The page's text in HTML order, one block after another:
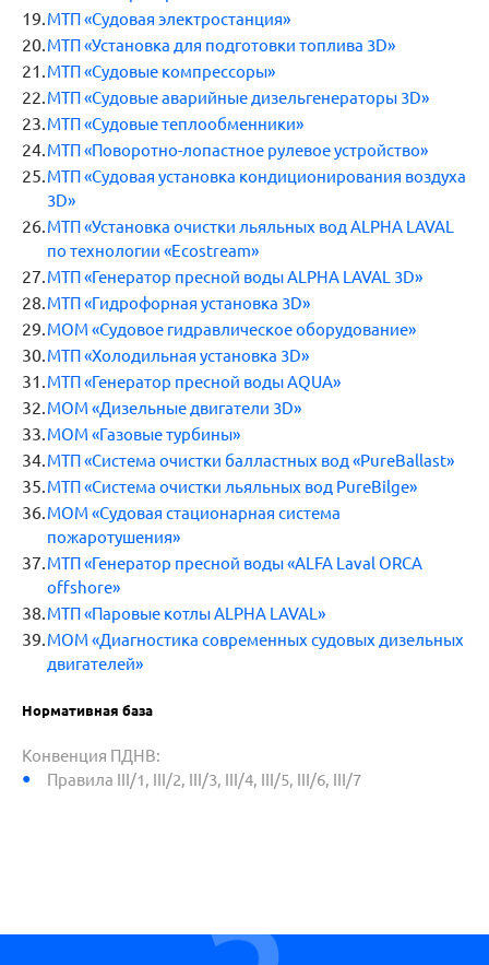
МТП «Судовая электростанция»
МТП «Установка для подготовки топлива 3D»
МТП «Судовые компрессоры»
МТП «Судовые аварийные дизельгенераторы 3D»
МТП «Судовые теплообменники»
МТП «Поворотно-лопастное рулевое устройство»
МТП «Судовая установка кондиционирования воздуха
3D»
МТП «Установка очистки льяльных вод ALPHA LAVAL
по технологии «Ecostream»
МТП «Генератор пресной воды ALPHA LAVAL 3D»
МТП «Гидрофорная установка 3D»
МОМ «Судовое гидравлическое оборудование»
МТП «Холодильная установка 3D»
МТП «Генератор пресной воды AQUA»
МОМ «Дизельные двигатели 3D»
МОМ «Газовые турбины»
МТП «Система очистки балластных вод «PureBallast»
МТП «Система очистки льяльных вод PureBilge»
МОМ «Судовая стационарная система
пожаротушения»
МТП «Генератор пресной воды «ALFA Laval ORCA
offshore»
МТП «Паровые котлы ALPHA LAVAL»
МОМ «Диагностика современных судовых дизельных
двигателей»
Нормативная база
Конвенция ПДНВ:
Правила III/1, III/2, III/3, III/4, III/5, III/6, III/7